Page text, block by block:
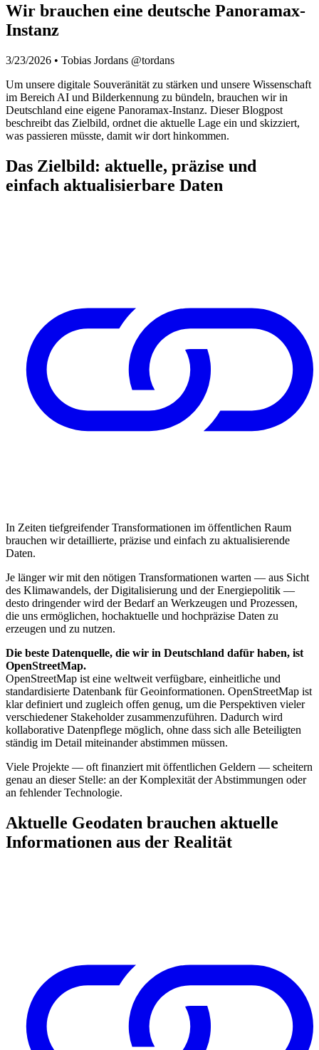
Wir brauchen eine deutsche Panoramax-
Instanz
3/23/2026 • Tobias Jordans @tordans
Um unsere digitale Souveränität zu stärken und unsere Wissenschaft
im Bereich AI und Bilderkennung zu bündeln, brauchen wir in
Deutschland eine eigene Panoramax-Instanz. Dieser Blogpost
beschreibt das Zielbild, ordnet die aktuelle Lage ein und skizziert,
was passieren müsste, damit wir dort hinkommen.
Das Zielbild: aktuelle, präzise und
einfach aktualisierbare Daten
In Zeiten tiefgreifender Transformationen im öffentlichen Raum
brauchen wir detaillierte, präzise und einfach zu aktualisierende
Daten.
Je länger wir mit den nötigen Transformationen warten — aus Sicht
des Klimawandels, der Digitalisierung und der Energiepolitik —
desto dringender wird der Bedarf an Werkzeugen und Prozessen,
die uns ermöglichen, hochaktuelle und hochpräzise Daten zu
erzeugen und zu nutzen.
Die beste Datenquelle, die wir in Deutschland dafür haben, ist
OpenStreetMap.
OpenStreetMap ist eine weltweit verfügbare, einheitliche und
standardisierte Datenbank für Geoinformationen. OpenStreetMap ist
klar definiert und zugleich offen genug, um die Perspektiven vieler
verschiedener Stakeholder zusammenzuführen. Dadurch wird
kollaborative Datenpflege möglich, ohne dass sich alle Beteiligten
ständig im Detail miteinander abstimmen müssen.
Viele Projekte — oft finanziert mit öffentlichen Geldern — scheitern
genau an dieser Stelle: an der Komplexität der Abstimmungen oder
an fehlender Technologie.
Aktuelle Geodaten brauchen aktuelle
Informationen aus der Realität